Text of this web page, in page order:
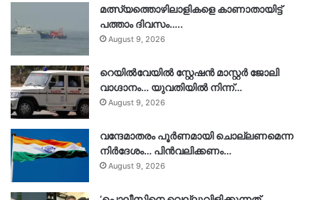
മത്സ്യത്തൊഴിലാളികളെ കാണാതായിട്ട്
പത്താം ദിവസം…..
August 9, 2026
റെയിൽവേയിൽ സ്റ്റേഷൻ മാസ്റ്റർ ജോലി
വാഗ്ദാനം… യുവതിയിൽ നിന്ന്…
August 9, 2026
വന്ദേമാതരം പൂർണമായി ചൊല്ലണമെന്ന
നിർദേശം… പിൻവലിക്കണം…
August 9, 2026